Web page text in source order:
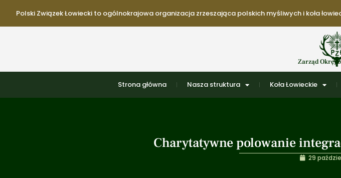
Polski Związek Łowiecki to ogólnokrajowa organizacja zrzeszająca polskich myśliwych i koła
Zarząd
Strona główna Nasza struktura Koła Łowieckie
Charytatywne polowanie
29